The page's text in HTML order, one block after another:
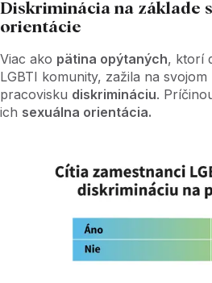
Diskriminácia na základe
orientácie
Viac ako pätina opýtaných, ktorí
LGBTI komunity, zažila na svojom
pracovisku diskrimináciu.
ich sexuálna orientácia.